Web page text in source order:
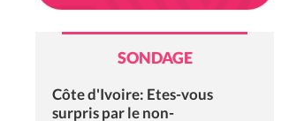
SONDAGE
Côte d'Ivoire: Etes-vous
surpris par le non-